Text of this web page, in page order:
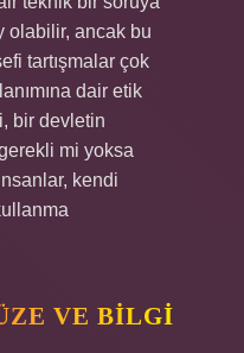
olabilir, ancak bu
tartışmalar çok
dair etik
bir devletin
mi yoksa
kendi
VE BILGI